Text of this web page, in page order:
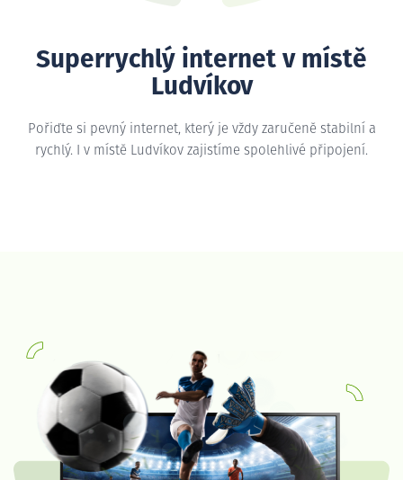
Superrychlý internet v místě
Ludvíkov
Pořiďte si pevný internet, který je vždy zaručeně stabilní a
rychlý. I v místě Ludvíkov zajistíme spolehlivé připojení.